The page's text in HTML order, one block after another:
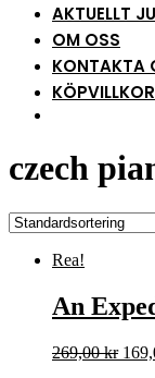
AKTUELLT
OM OSS
KONTAKTA
KÖPVILLKOR
czech
Rea!
An
269,00kr Det